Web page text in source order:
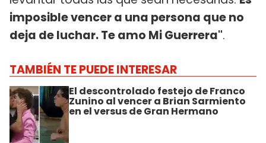
imposible vencer a una persona que no
deja de luchar. Te amo Mi Guerrera".
TAMBIÉN TE PUEDE INTERESAR
El descontrolado festejo de Franco
Zunino al vencer a Brian Sarmiento
en el versus de Gran Hermano